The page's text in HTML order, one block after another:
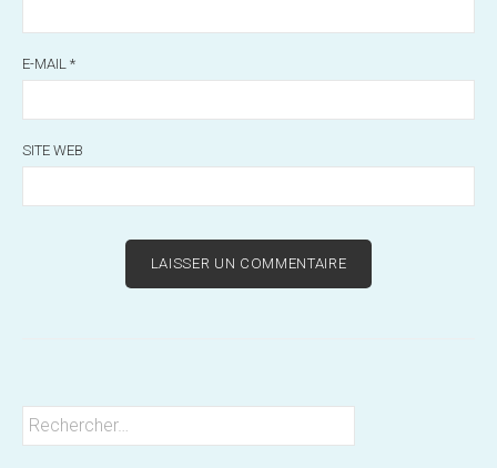
E-MAIL *
SITE WEB
Rechercher :